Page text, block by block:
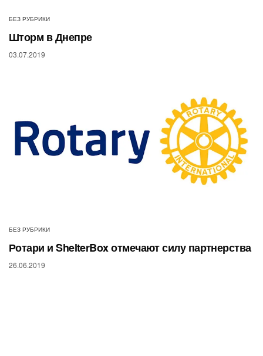
БЕЗ РУБРИКИ
Шторм в Днепре
03.07.2019
БЕЗ РУБРИКИ
Ротари и ShelterBox отмечают силу партнерства
26.06.2019